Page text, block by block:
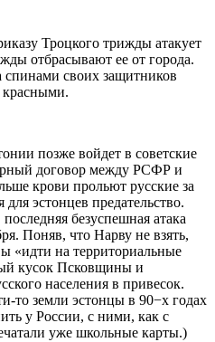
Троцкого трижды атакует
отбрасывают ее от города.
своих защитников
красными.
позже войдет в советские
договор между РСФР и
крови прольют русские за
эстонцев предательство.
безуспешная атака
Поняв, что Нарву не взять,
«идти на территориальные
кусок Псковщины и
населения в привесок.
то земли эстонцы в 90−х годах
у России, с ними, как с
уже школьные карты.)